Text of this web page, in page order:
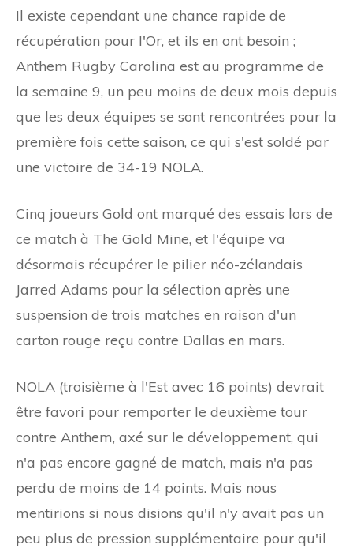
Il existe cependant une chance rapide de
récupération pour l'Or, et ils en ont besoin ;
Anthem Rugby Carolina est au programme de
la semaine 9, un peu moins de deux mois depuis
que les deux équipes se sont rencontrées pour la
première fois cette saison, ce qui s'est soldé par
une victoire de 34-19 NOLA.
Cinq joueurs Gold ont marqué des essais lors de
ce match à The Gold Mine, et l'équipe va
désormais récupérer le pilier néo-zélandais
Jarred Adams pour la sélection après une
suspension de trois matches en raison d'un
carton rouge reçu contre Dallas en mars.
NOLA (troisième à l'Est avec 16 points) devrait
être favori pour remporter le deuxième tour
contre Anthem, axé sur le développement, qui
n'a pas encore gagné de match, mais n'a pas
perdu de moins de 14 points. Mais nous
mentirions si nous disions qu'il n'y avait pas un
peu plus de pression supplémentaire pour qu'il